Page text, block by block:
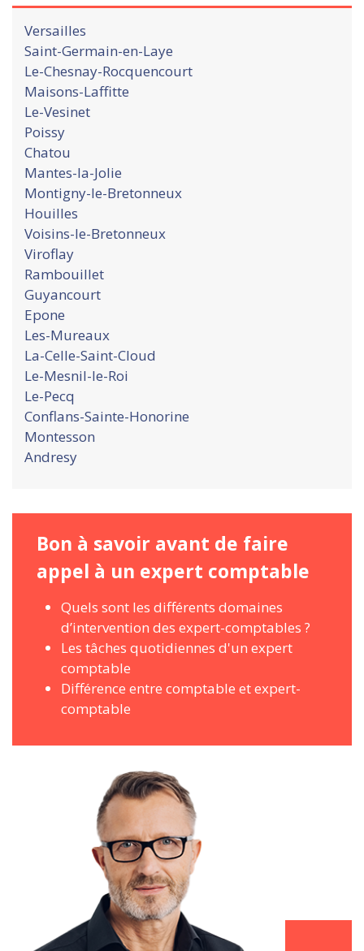
Versailles
Saint-Germain-en-Laye
Le-Chesnay-Rocquencourt
Maisons-Laffitte
Le-Vesinet
Poissy
Chatou
Mantes-la-Jolie
Montigny-le-Bretonneux
Houilles
Voisins-le-Bretonneux
Viroflay
Rambouillet
Guyancourt
Epone
Les-Mureaux
La-Celle-Saint-Cloud
Le-Mesnil-le-Roi
Le-Pecq
Conflans-Sainte-Honorine
Montesson
Andresy
Bon à savoir avant de faire
appel à un expert comptable
Quels sont les différents domaines
d’intervention des expert-comptables ?
Les tâches quotidiennes d'un expert
comptable
Différence entre comptable et expert-
comptable